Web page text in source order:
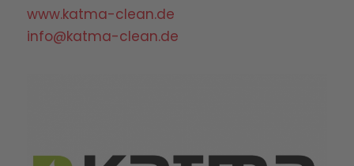
www.katma-clean.de
info@katma-clean.de